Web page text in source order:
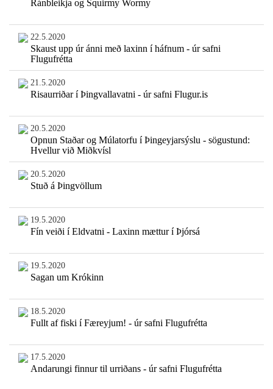
Ránbleikja og Squirmy Wormy
22.5.2020
Skaust upp úr ánni með laxinn í háfnum - úr safni
Flugufrétta
21.5.2020
Risaurriðar í Þingvallavatni - úr safni Flugur.is
20.5.2020
Opnun Staðar og Múlatorfu í Þingeyjarsýslu - sögustund:
Hvellur við Miðkvísl
20.5.2020
Stuð á Þingvöllum
19.5.2020
Fín veiði í Eldvatni - Laxinn mættur í Þjórsá
19.5.2020
Sagan um Krókinn
18.5.2020
Fullt af fiski í Færeyjum! - úr safni Flugufrétta
17.5.2020
Andarungi finnur til urriðans - úr safni Flugufrétta